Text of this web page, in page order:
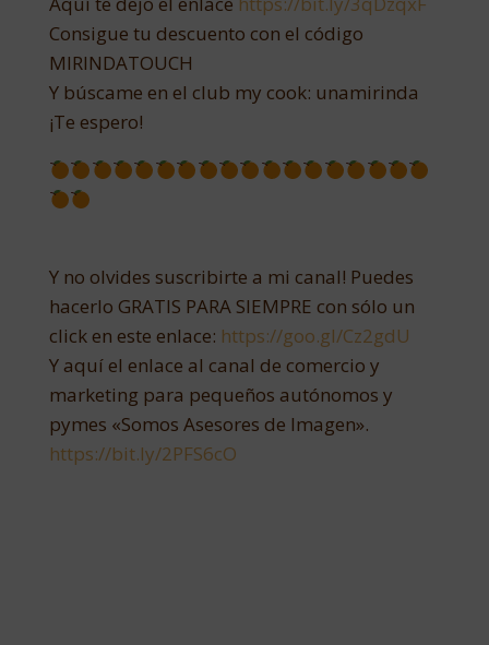
Consigue tu descuento con el código
MIRINDATOUCH
Y búscame en el club my cook: unamirinda
¡Te espero!
Y no olvides suscribirte a mi canal! Puedes
hacerlo GRATIS PARA SIEMPRE con sólo un
click en este enlace: https://goo.gl/Cz2gdU​​
Y aquí el enlace al canal de comercio y
marketing para pequeños autónomos y
pymes «Somos Asesores de Imagen».
https://bit.ly/2PFS6cO​​